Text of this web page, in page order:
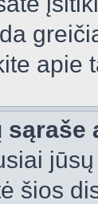
apie
sąraše
šios